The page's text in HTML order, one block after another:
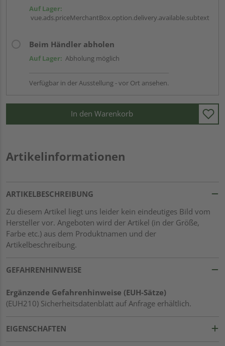
Auf Lager:
vue.ads.priceMerchantBox.option.delivery.available.subtext
Beim Händler abholen
Auf Lager: Abholung möglich
Verfügbar in der Ausstellung - vor Ort ansehen.
In den Warenkorb
Artikelinformationen
ARTIKELBESCHREIBUNG
Zu diesem Artikel liegt uns leider kein eindeutiges Bild vom
Hersteller vor. Angeboten wird der Artikel (in der Größe,
Farbe etc.) aus dem Produktnamen und der
Artikelbeschreibung.
GEFAHRENHINWEISE
Ergänzende Gefahrenhinweise (EUH-Sätze)
(EUH210) Sicherheitsdatenblatt auf Anfrage erhältlich.
EIGENSCHAFTEN